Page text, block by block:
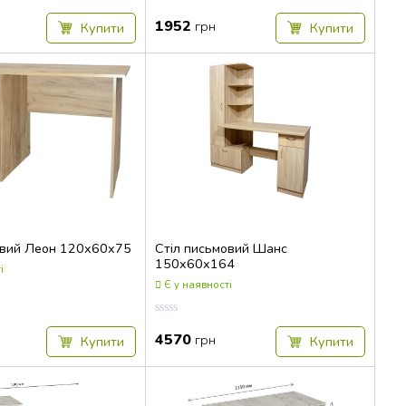
Купити 0.00
з
1952 грн Купити
Леон 120x60x75
Купити
Cтіл письмовий Шанс
150x60x164
Є у наявності
0.00
з
4570 грн Купити